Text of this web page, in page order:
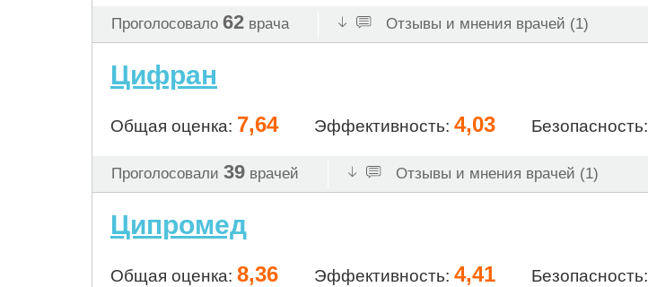
Проголосовало 62 врача Отзывы и мнения врачей (1)
Цифран
Общая оценка: 7,64 Эффективность: 4,03 Безопасность:
Проголосовали 39 врачей Отзывы и мнения врачей (1)
Ципромед
Общая оценка: 8,36 Эффективность: 4,41 Безопасность: